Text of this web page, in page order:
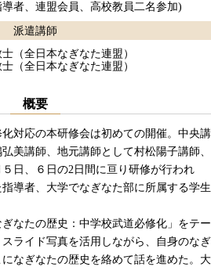
者、連盟会員、高校教員二名参加)
派遣講師
（全日本なぎなた連盟）
（全日本なぎなた連盟）
概要
対応の本研修会は初めての開催。中央講
美講師、地元講師として村松陽子講師、
日、６日の2日間に亘り研修が行われ
導者、大学でなぎなた部に所属する学生
なたの歴史：中学校武道必修化」をテー
ライド写真を活用しながら、自身のなぎ
なぎなたの歴史を絡めて話を進めた。大